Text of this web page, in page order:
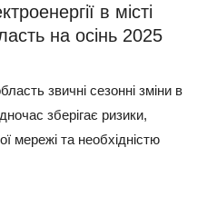
в місті
на осінь 2025
звичні сезонні зміни в
зберігає ризики,
мережі та необхідністю